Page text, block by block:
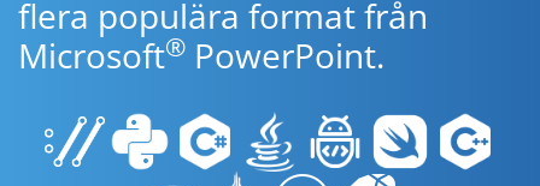
flera populära format från
Microsoft® PowerPoint.